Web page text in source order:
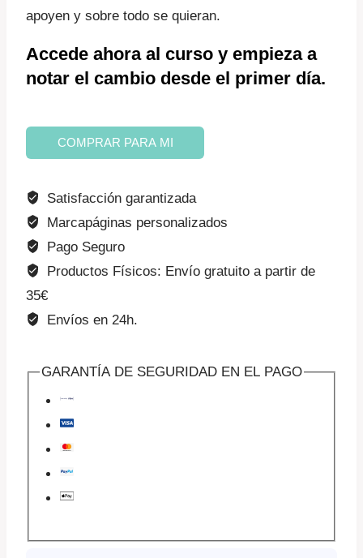
apoyen y sobre todo se quieran.
​Accede ahora al curso y empieza a
notar el cambio desde el primer día.
Curso
online
entre
hermanos
(regalo)
cantidad
COMPRAR PARA MI
Satisfacción garantizada
Marcapáginas personalizados
Pago Seguro
Productos Físicos: Envío gratuito a partir de
35€
Envíos en 24h.
GARANTÍA DE SEGURIDAD EN EL PAGO